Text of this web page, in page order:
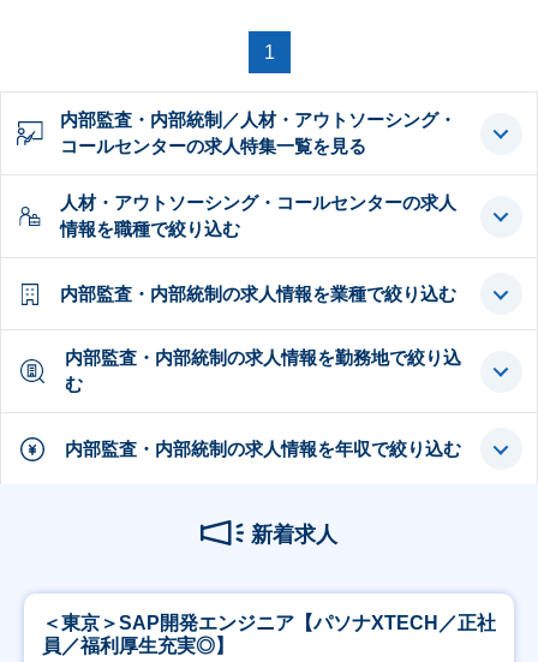
1
内部監査・内部統制／人材・アウトソーシング・
コールセンターの求人特集一覧を見る
人材・アウトソーシング・コールセンターの求人
情報を職種で絞り込む
内部監査・内部統制の求人情報を業種で絞り込む
内部監査・内部統制の求人情報を勤務地で絞り込
む
内部監査・内部統制の求人情報を年収で絞り込む
新着求人
＜東京＞SAP開発エンジニア【パソナXTECH／正社
員／福利厚生充実◎】